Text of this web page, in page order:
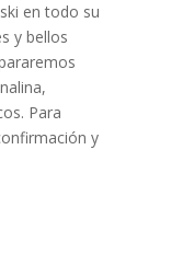
en todo su
y bellos
Para
y